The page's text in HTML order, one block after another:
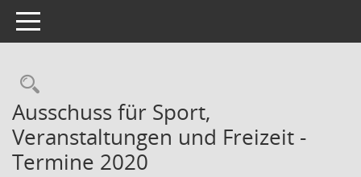
Toggle navigation
Rechercheauswahl
Ausschuss für Sport,
Veranstaltungen und Freizeit -
Termine 2020